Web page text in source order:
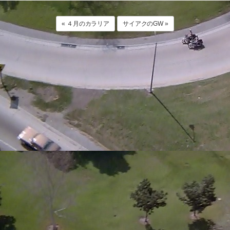
« ４月のカラリア サイアクのGW »